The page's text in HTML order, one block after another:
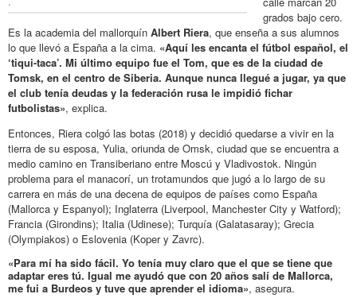
grados bajo cero.
Es la academia del mallorquín Albert Riera, que enseña a sus alumnos
lo que llevó a España a la cima. «Aquí les encanta el fútbol español, el
‘tiqui-taca’. Mi último equipo fue el Tom, que es de la ciudad de
Tomsk, en el centro de Siberia. Aunque nunca llegué a jugar, ya que
el club tenía deudas y la federación rusa le impidió fichar
futbolistas», explica.
Entonces, Riera colgó las botas (2018) y decidió quedarse a vivir en la
tierra de su esposa, Yulia, oriunda de Omsk, ciudad que se encuentra a
medio camino en Transiberiano entre Moscú y Vladivostok. Ningún
problema para el manacorí, un trotamundos que jugó a lo largo de su
carrera en más de una decena de equipos de países como España
(Mallorca y Espanyol); Inglaterra (Liverpool, Manchester City y Watford);
Francia (Girondins); Italia (Udinese); Turquía (Galatasaray); Grecia
(Olympiakos) o Eslovenia (Koper y Zavrc).
«Para mí ha sido fácil. Yo tenía muy claro que el que se tiene que
adaptar eres tú. Igual me ayudó que con 20 años salí de Mallorca,
me fui a Burdeos y tuve que aprender el idioma», asegura.